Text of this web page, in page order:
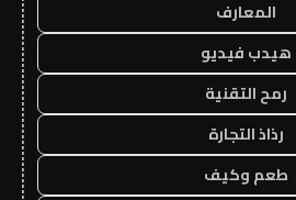
المعارف
هيدب فيديو
رمح التقنية
رذاذ التجارة
طعم وكيف